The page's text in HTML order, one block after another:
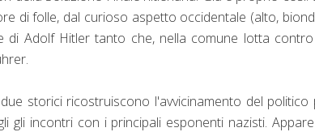
di folle, dal curioso aspetto occidentale (alto,
di Adolf Hitler tanto che, nella comune lotta
storici ricostruiscono l'avvicinamento del
gli incontri con i principali esponenti nazisti.